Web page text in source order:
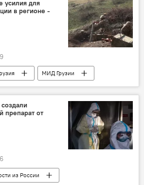
усилия для
в регионе -
МИД Грузии
Конфликт
препарат от
из России